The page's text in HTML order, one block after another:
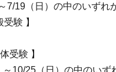
7/19（日）の中のいずれ
受験 】
受験 】
～10/25（日）の中のいず